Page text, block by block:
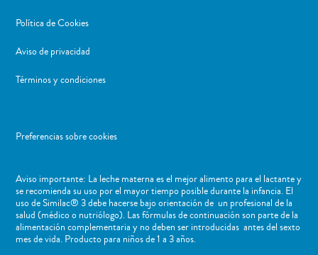
Política de Cookies
Aviso de privacidad
Términos y condiciones
Preferencias sobre cookies
Aviso importante: La leche materna es el mejor alimento para el lactante y
se recomienda su uso por el mayor tiempo posible durante la infancia. El
uso de Similac® 3 debe hacerse bajo orientación de un profesional de la
salud (médico o nutriólogo). Las fórmulas de continuación son parte de la
alimentación complementaria y no deben ser introducidas antes del sexto
mes de vida. Producto para niños de 1 a 3 años.